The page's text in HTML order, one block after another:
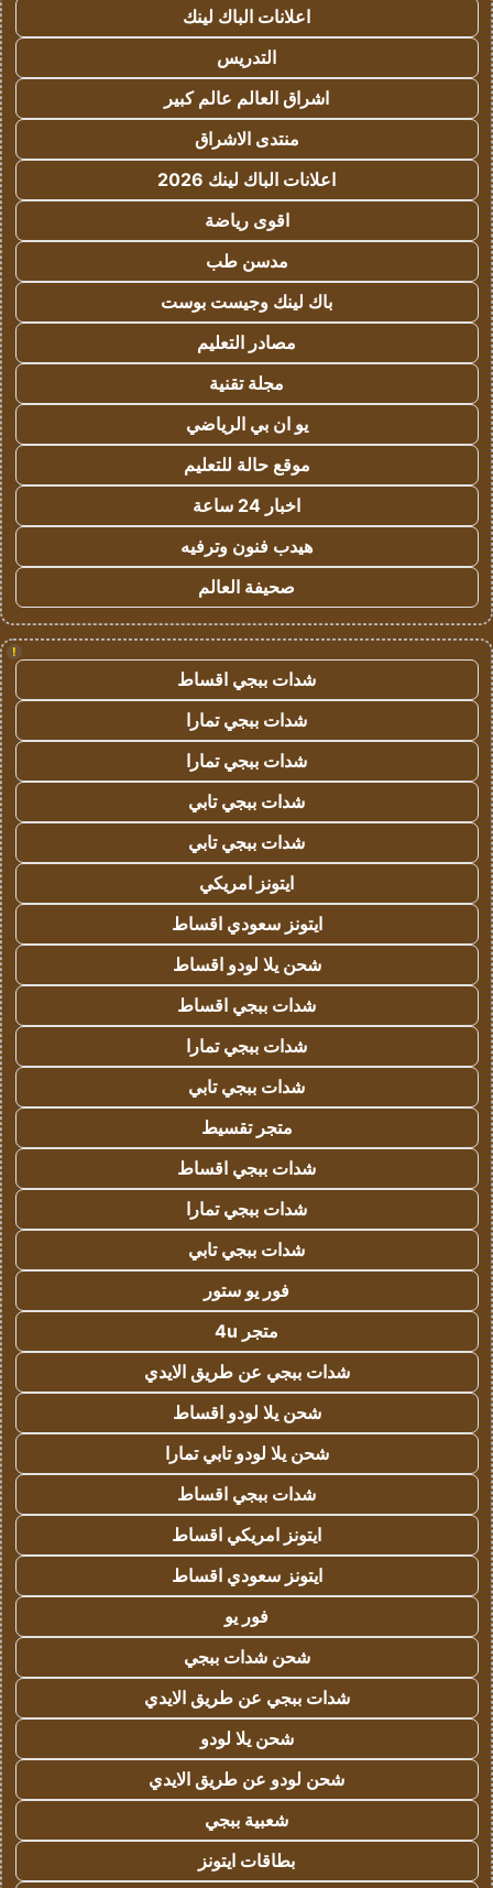
اعلانات الباك لينك
التدريس
اشراق العالم عالم كبير
منتدى الاشراق
اعلانات الباك لينك 2026
اقوى رياضة
مدسن طب
باك لينك وجيست بوست
مصادر التعليم
مجلة تقنية
يو ان بي الرياضي
موقع حالة للتعليم
اخبار 24 ساعة
هيدب فنون وترفيه
صحيفة العالم
!
شدات ببجي اقساط
شدات ببجي تمارا
شدات ببجي تمارا
شدات ببجي تابي
شدات ببجي تابي
ايتونز امريكي
ايتونز سعودي اقساط
شحن يلا لودو اقساط
شدات ببجي اقساط
شدات ببجي تمارا
شدات ببجي تابي
متجر تقسيط
شدات ببجي اقساط
شدات ببجي تمارا
شدات ببجي تابي
فور يو ستور
متجر 4u
شدات ببجي عن طريق الايدي
شحن يلا لودو اقساط
شحن يلا لودو تابي تمارا
شدات ببجي اقساط
ايتونز امريكي اقساط
ايتونز سعودي اقساط
فور يو
شحن شدات ببجي
شدات ببجي عن طريق الايدي
شحن يلا لودو
شحن لودو عن طريق الايدي
شعبية ببجي
بطاقات ايتونز